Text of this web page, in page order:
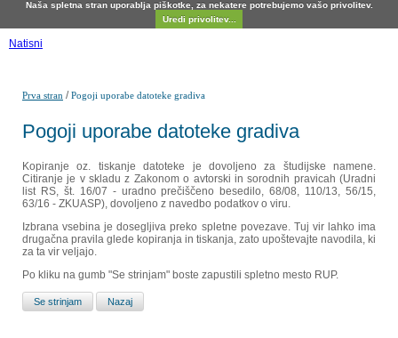
Naša spletna stran uporablja piškotke, za nekatere potrebujemo vašo privolitev.
Uredi privolitev...
Natisni
Prva stran /Pogoji uporabe datoteke gradiva
Pogoji uporabe datoteke gradiva
Kopiranje oz. tiskanje datoteke je dovoljeno za študijske namene.
Citiranje je v skladu z Zakonom o avtorski in sorodnih pravicah (Uradni
list RS, št. 16/07 - uradno prečiščeno besedilo, 68/08, 110/13, 56/15,
63/16 - ZKUASP), dovoljeno z navedbo podatkov o viru.
Izbrana vsebina je dosegljiva preko spletne povezave. Tuj vir lahko ima
drugačna pravila glede kopiranja in tiskanja, zato upoštevajte navodila, ki
za ta vir veljajo.
Po kliku na gumb "Se strinjam" boste zapustili spletno mesto RUP.